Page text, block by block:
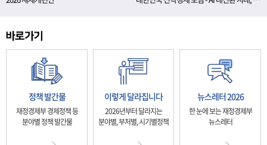
정책 발간물
재정경제부 경제정책 등
분야별 정책 발간물
이렇게 달라집니다
2026년부터 달라지는
분야별, 부처별, 시기별정책
뉴스레터 2026
한 눈에 보는 재정경제부
뉴스레터